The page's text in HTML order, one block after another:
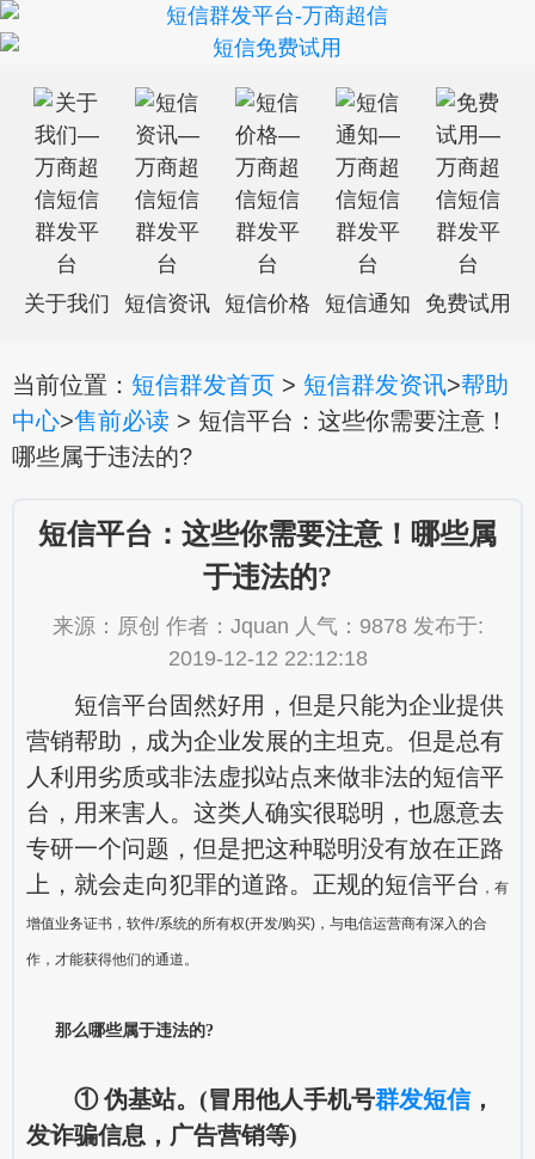
关于我们 短信资讯 短信价格 短信通知 免费试用
当前位置： 短信群发首页 > 短信群发资讯>帮助
中心>售前必读 > 短信平台：这些你需要注意！
哪些属于违法的?
短信平台：这些你需要注意！哪些属
于违法的?
来源：原创 作者：Jquan 人气：9878 发布于:
2019-12-12 22:12:18
短信平台 固然好用，但是只能为企业提供
营销帮助，成为企业发展的主坦克。但是总有
人利用劣质或非法虚拟站点来做非法的短信平
台，用来害人。这类人确实很聪明，也愿意去
专研一个问题，但是把这种聪明没有放在正路
上，就会走向犯罪的道路。正规的短信平台 ，有
增值业务证书，软件/系统的所有权(开发/购买)，与电信运营商有深入的合
作，才能获得他们的通道。
那么哪些属于违法的?
① 伪基站。(冒用他人手机号群发短信，
发诈骗信息，广告营销等)